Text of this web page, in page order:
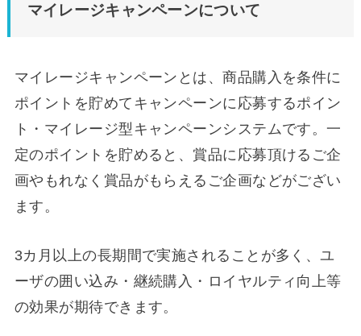
マイレージキャンペーンについて
マイレージキャンペーンとは、商品購入を条件に
ポイントを貯めてキャンペーンに応募するポイン
ト・マイレージ型キャンペーンシステムです。一
定のポイントを貯めると、賞品に応募頂けるご企
画やもれなく賞品がもらえるご企画などがござい
ます。
3カ月以上の長期間で実施されることが多く、ユ
ーザの囲い込み・継続購入・ロイヤルティ向上等
の効果が期待できます。